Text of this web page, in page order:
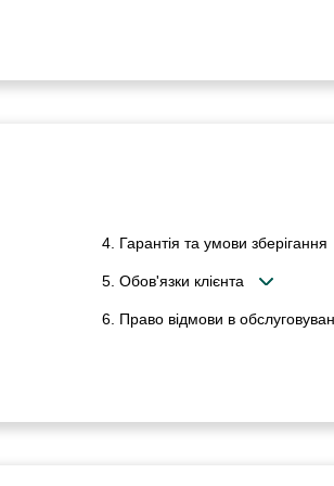
4. Гарантія та умови зберігання
5. Обов'язки клієнта
6. Право відмови в